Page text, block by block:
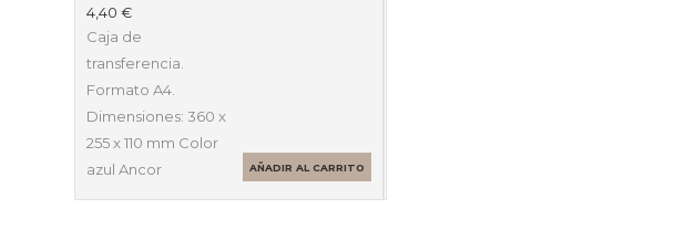
4,40€
Caja de
transferencia.
Formato A4.
Dimensiones: 360 x
255 x 110 mm Color
azul Ancor
AÑADIR AL CARRITO